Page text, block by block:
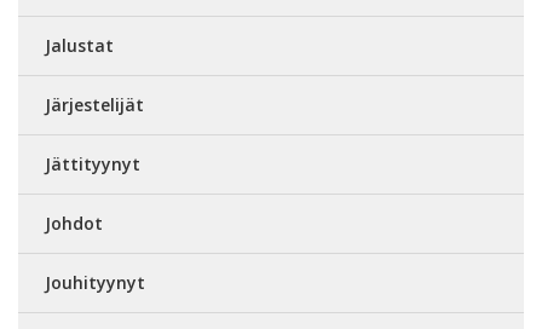
Jalustat
Järjestelijät
Jättityynyt
Johdot
Jouhityynyt